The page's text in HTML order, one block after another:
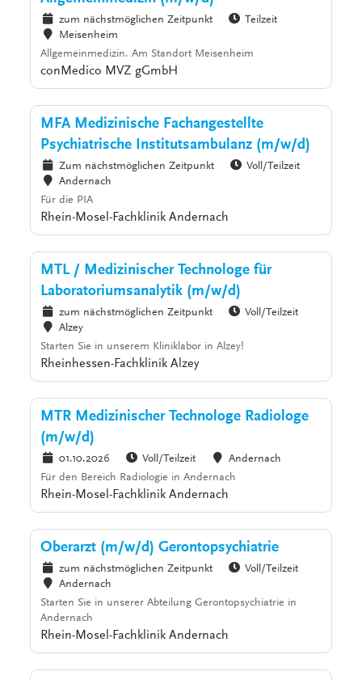
zum nächstmöglichen Zeitpunkt
Teilzeit
Meisenheim
Allgemeinmedizin. Am Standort Meisenheim
conMedico MVZ gGmbH
MFA Medizinische Fachangestellte
Psychiatrische Institutsambulanz (m/w/d)
Zum nächstmöglichen Zeitpunkt
Voll/Teilzeit
Andernach
Für die PIA
Rhein-Mosel-Fachklinik Andernach
MTL / Medizinischer Technologe für
Laboratoriumsanalytik (m/w/d)
zum nächstmöglichen Zeitpunkt
Voll/Teilzeit
Alzey
Starten Sie in unserem Kliniklabor in Alzey!
Rheinhessen-Fachklinik Alzey
MTR Medizinischer Technologe Radiologe
(m/w/d)
01.10.2026 Voll/Teilzeit
Andernach
Für den Bereich Radiologie in Andernach
Rhein-Mosel-Fachklinik Andernach
Oberarzt (m/w/d) Gerontopsychiatrie
zum nächstmöglichen Zeitpunkt
Voll/Teilzeit
Andernach
Starten Sie in unserer Abteilung Gerontopsychiatrie in
Andernach
Rhein-Mosel-Fachklinik Andernach